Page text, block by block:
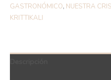
GASTRONÓMICO, NUESTRA
KRITTIKALI